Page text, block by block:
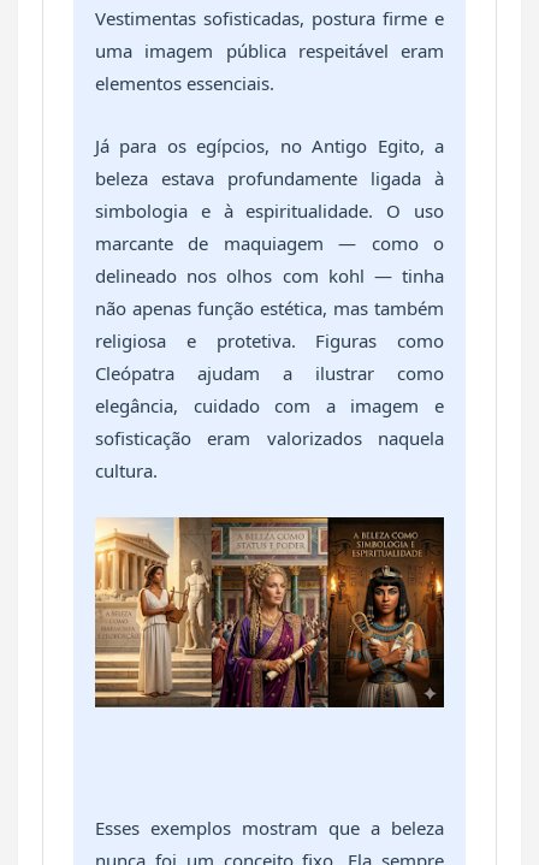
Vestimentas sofisticadas, postura firme e
uma imagem pública respeitável eram
elementos essenciais.
Já para os egípcios, no Antigo Egito, a
beleza estava profundamente ligada à
simbologia e à espiritualidade. O uso
marcante de maquiagem — como o
delineado nos olhos com kohl — tinha
não apenas função estética, mas também
religiosa e protetiva. Figuras como
Cleópatra ajudam a ilustrar como
elegância, cuidado com a imagem e
sofisticação eram valorizados naquela
cultura.
Esses exemplos mostram que a beleza